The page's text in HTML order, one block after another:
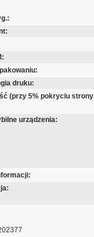
druku:
(przy 5% pokryciu strony
urządzenia: